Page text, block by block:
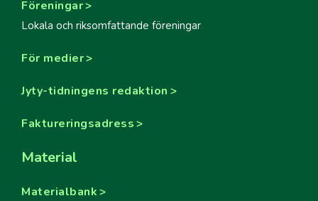
Föreningar
Lokala och riksomfattande föreningar
För medier
Jyty-tidningens redaktion
Faktureringsadress
Material
Materialbank